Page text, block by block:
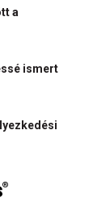
a
ismert